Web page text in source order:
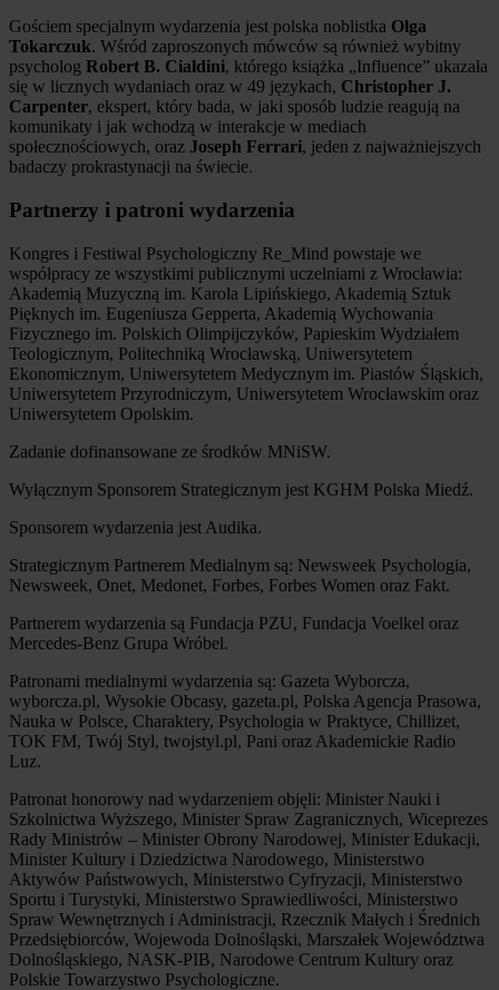
Gościem specjalnym wydarzenia jest polska noblistka Olga
Tokarczuk. Wśród zaproszonych mówców są również wybitny
psycholog Robert B. Cialdini, którego książka „Influence” ukazała
się w licznych wydaniach oraz w 49 językach, Christopher J.
Carpenter, ekspert, który bada, w jaki sposób ludzie reagują na
komunikaty i jak wchodzą w interakcje w mediach
społecznościowych, oraz Joseph Ferrari, jeden z najważniejszych
badaczy prokrastynacji na świecie.
Partnerzy i patroni wydarzenia
Kongres i Festiwal Psychologiczny Re_Mind powstaje we
współpracy ze wszystkimi publicznymi uczelniami z Wrocławia:
Akademią Muzyczną im. Karola Lipińskiego, Akademią Sztuk
Pięknych im. Eugeniusza Gepperta, Akademią Wychowania
Fizycznego im. Polskich Olimpijczyków, Papieskim Wydziałem
Teologicznym, Politechniką Wrocławską, Uniwersytetem
Ekonomicznym, Uniwersytetem Medycznym im. Piastów Śląskich,
Uniwersytetem Przyrodniczym, Uniwersytetem Wrocławskim oraz
Uniwersytetem Opolskim.
Zadanie dofinansowane ze środków MNiSW.
Wyłącznym Sponsorem Strategicznym jest KGHM Polska Miedź.
Sponsorem wydarzenia jest Audika.
Strategicznym Partnerem Medialnym są: Newsweek Psychologia,
Newsweek, Onet, Medonet, Forbes, Forbes Women oraz Fakt.
Partnerem wydarzenia są Fundacja PZU, Fundacja Voelkel oraz
Mercedes-Benz Grupa Wróbel.
Patronami medialnymi wydarzenia są: Gazeta Wyborcza,
wyborcza.pl, Wysokie Obcasy, gazeta.pl, Polska Agencja Prasowa,
Nauka w Polsce, Charaktery, Psychologia w Praktyce, Chillizet,
TOK FM, Twój Styl, twojstyl.pl, Pani oraz Akademickie Radio
Luz.
Patronat honorowy nad wydarzeniem objęli: Minister Nauki i
Szkolnictwa Wyższego, Minister Spraw Zagranicznych, Wiceprezes
Rady Ministrów – Minister Obrony Narodowej, Minister Edukacji,
Minister Kultury i Dziedzictwa Narodowego, Ministerstwo
Aktywów Państwowych, Ministerstwo Cyfryzacji, Ministerstwo
Sportu i Turystyki, Ministerstwo Sprawiedliwości, Ministerstwo
Spraw Wewnętrznych i Administracji, Rzecznik Małych i Średnich
Przedsiębiorców, Wojewoda Dolnośląski, Marszałek Województwa
Dolnośląskiego, NASK-PIB, Narodowe Centrum Kultury oraz
Polskie Towarzystwo Psychologiczne.